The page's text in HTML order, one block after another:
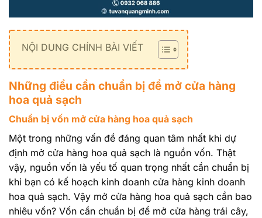
NỘI DUNG CHÍNH BÀI VIẾT
Những điều cần chuẩn bị để mở cửa hàng
hoa quả sạch
Chuẩn bị vốn mở cửa hàng hoa quả sạch
Một trong những vấn đề đáng quan tâm nhất khi dự
định mở cửa hàng hoa quả sạch là nguồn vốn. Thật
vậy, nguồn vốn là yếu tố quan trọng nhất cần chuẩn bị
khi bạn có kế hoạch kinh doanh cửa hàng kinh doanh
hoa quả sạch. Vậy mở cửa hàng hoa quả sạch cần bao
nhiêu vốn? Vốn cần chuẩn bị để mở cửa hàng trái cây,